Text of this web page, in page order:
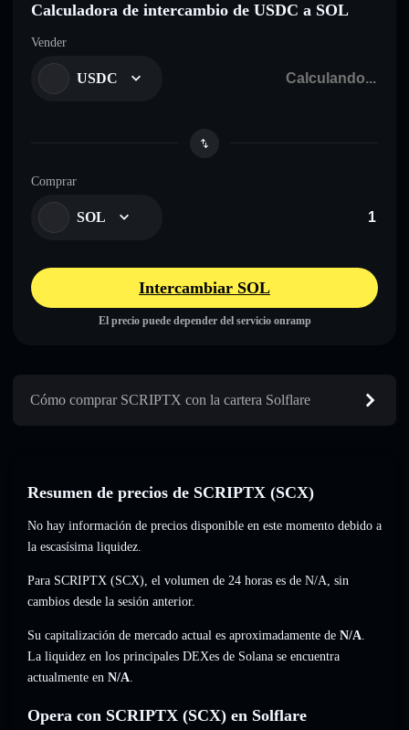
Calculadora de intercambio de USDC a SOL
Vender
USDC
Comprar
SOL
Intercambiar SOL
El precio puede depender del servicio onramp
Cómo comprar SCRIPTX con la cartera Solflare
Resumen de precios de SCRIPTX (SCX)
No hay información de precios disponible en este momento debido a
la escasísima liquidez.
Para SCRIPTX (SCX), el volumen de 24 horas es de N/A, sin
cambios desde la sesión anterior.
Su capitalización de mercado actual es aproximadamente de N/A.
La liquidez en los principales DEXes de Solana se encuentra
actualmente en N/A.
Opera con SCRIPTX (SCX) en Solflare